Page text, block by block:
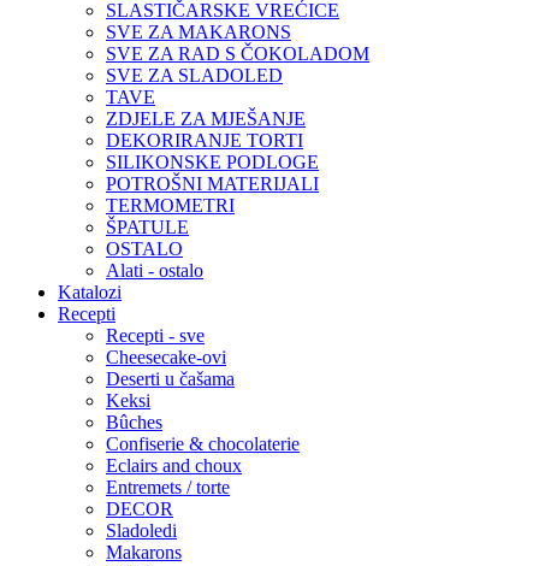
SLASTIČARSKE VREĆICE
SVE ZA MAKARONS
SVE ZA RAD S ČOKOLADOM
SVE ZA SLADOLED
TAVE
ZDJELE ZA MJEŠANJE
DEKORIRANJE TORTI
SILIKONSKE PODLOGE
POTROŠNI MATERIJALI
TERMOMETRI
ŠPATULE
OSTALO
Alati - ostalo
Katalozi
Recepti
Recepti - sve
Cheesecake-ovi
Deserti u čašama
Keksi
Bûches
Confiserie & chocolaterie
Eclairs and choux
Entremets / torte
DECOR
Sladoledi
Makarons